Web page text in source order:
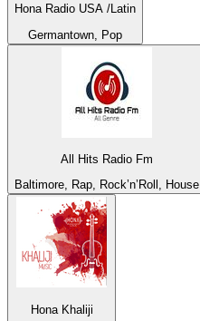
Hona Radio USA /Latin
Germantown, Pop
All Hits Radio Fm
Baltimore, Rap, Rock’n’Roll, House
Hona Khaliji